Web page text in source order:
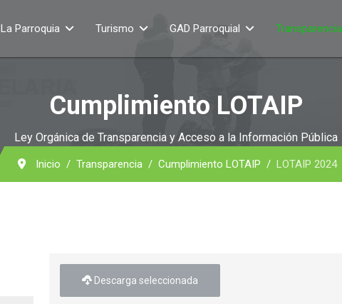
La Parroquia Turismo GAD Parroquial Transparencia
Cumplimiento LOTAIP
Ley Orgánica de Transparencia y Acceso a la Información Pública
Inicio Transparencia Cumplimiento LOTAIP LOTAIP 2024
Descarga seleccionada